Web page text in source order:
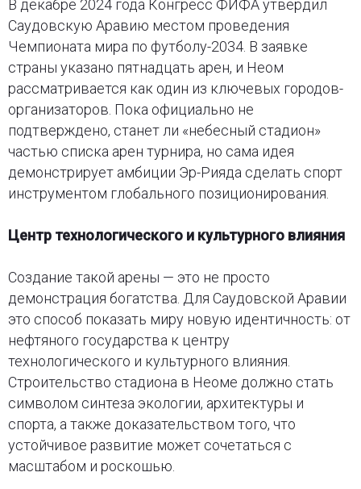
В декабре 2024 года Конгресс ФИФА утвердил
Саудовскую Аравию местом проведения
Чемпионата мира по футболу-2034. В заявке
страны указано пятнадцать арен, и Неом
рассматривается как один из ключевых городов-
организаторов. Пока официально не
подтверждено, станет ли «небесный стадион»
частью списка арен турнира, но сама идея
демонстрирует амбиции Эр-Рияда сделать спорт
инструментом глобального позиционирования.
Центр технологического и культурного влияния
Создание такой арены — это не просто
демонстрация богатства. Для Саудовской Аравии
это способ показать миру новую идентичность: от
нефтяного государства к центру
технологического и культурного влияния.
Строительство стадиона в Неоме должно стать
символом синтеза экологии, архитектуры и
спорта, а также доказательством того, что
устойчивое развитие может сочетаться с
масштабом и роскошью.